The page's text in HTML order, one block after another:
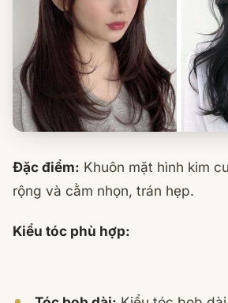
Đặc điểm: Khuôn mặt hình kim
rộng và cằm nhọn, trán hẹp.
Kiểu tóc phù hợp: